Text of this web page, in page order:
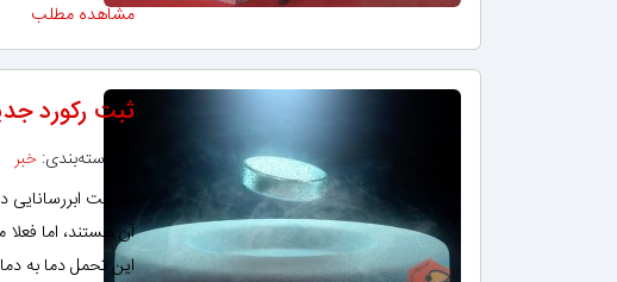
مشاهده مطلب
ثبت رکورد
دسته‌بندی: خبر
فعالیت
آن هستند، اما
این تحمل دما به دمای منفی ۲۳ درجه